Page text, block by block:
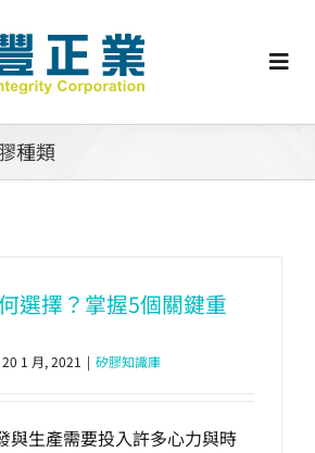
種類
選擇？掌握5個關鍵重
20 1 月, 2021 | 矽膠知識庫
與生產需要投入許多心力與時